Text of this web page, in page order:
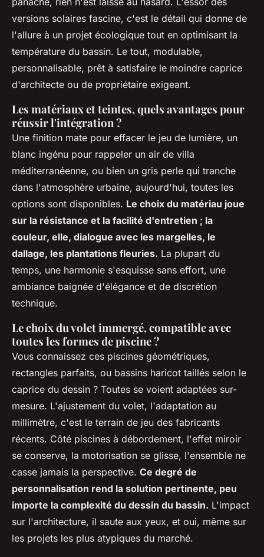
versions solaires fascine, c'est le détail qui donne de
l'allure à un projet écologique tout en optimisant la
température du bassin. Le tout, modulable,
personnalisable, prêt à satisfaire le moindre caprice
d'architecte ou de propriétaire exigeant.
Les matériaux et teintes, quels avantages pour
réussir l'intégration ?
Une finition mate pour effacer le jeu de lumière, un
blanc ingénu pour rappeler un air de villa
méditerranéenne, ou bien un gris perle qui tranche
dans l'atmosphère urbaine, aujourd'hui, toutes les
options sont disponibles. Le choix du matériau joue
sur la résistance et la facilité d'entretien ; la
couleur, elle, dialogue avec les margelles, le
dallage, les plantations fleuries. La plupart du
temps, une harmonie s'esquisse sans effort, une
ambiance baignée d'élégance et de discrétion
technique.
Le choix du volet immergé, compatible avec
toutes les formes de piscine ?
Vous connaissez ces piscines géométriques,
rectangles parfaits, ou bassins haricot taillés selon le
caprice du dessin ? Toutes se voient adaptées sur-
mesure. L'ajustement du volet, l'adaptation au
millimètre, c'est le terrain de jeu des fabricants
récents. Côté piscines à débordement, l'effet miroir
se conserve, la motorisation se glisse, l'ensemble ne
casse jamais la perspective. Ce degré de
personnalisation rend la solution pertinente, peu
importe la complexité du dessin du bassin. L'impact
sur l'architecture, il saute aux yeux, et oui, même sur
les projets les plus atypiques du marché.